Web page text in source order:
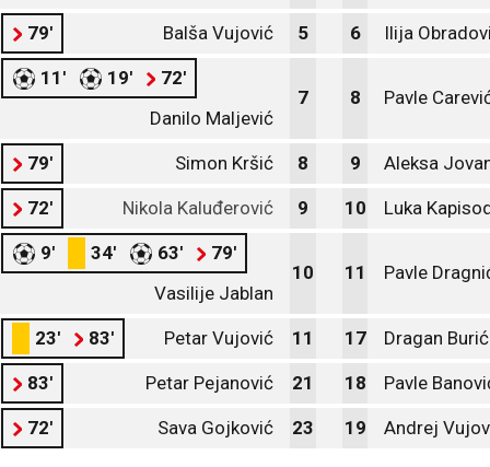
79' Balša Vujović 5 6 Ilija
11' 19'
72'
Danilo Maljević
7 8 Pavle
79' Simon Kršić 8 9 Aleksa
72' Nikola Kaluđerović 9 10 Luka
9' 34' 63'
79'
Vasilije Jablan
10 11 Pavle
23' 83' Petar Vujović 11 17 Dragan Burić
83' Petar Pejanović 21 18 Pavle
72' Sava Gojković 23 19 Andrej